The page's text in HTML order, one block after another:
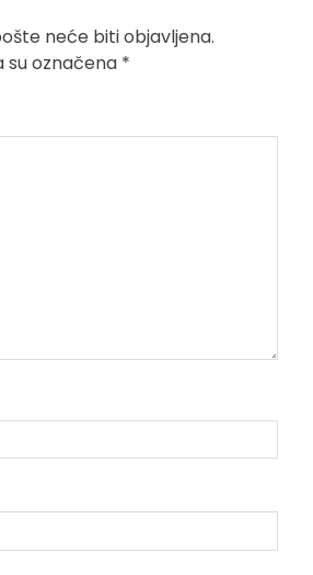
neće biti objavljena.
su označena *